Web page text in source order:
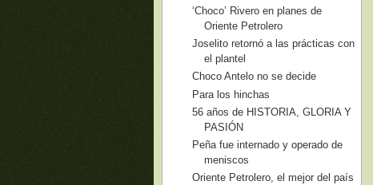
‘Choco’ Rivero en planes de
Oriente Petrolero
Joselito retornó a las prácticas con
el plantel
Choco Antelo no se decide
Para los hinchas
56 años de HISTORIA, GLORIA Y
PASIÓN
Peña fue internado y operado de
meniscos
Oriente Petrolero, el mejor del país